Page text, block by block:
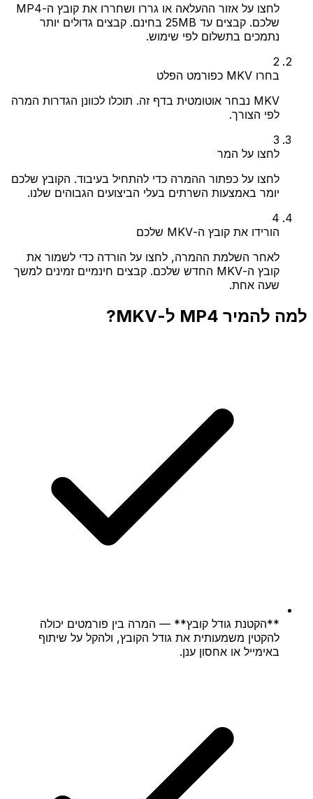
לחצו על אזור ההעלאה או גררו ושחררו את קובץ ה-MP4
שלכם. קבצים עד 25MB בחינם. קבצים גדולים יותר
נתמכים בתשלום לפי שימוש.
2
בחרו MKV כפורמט הפלט
MKV נבחר אוטומטית בדף זה. תוכלו לכוונן הגדרות המרה
לפי הצורך.
3
לחצו על המר
לחצו על כפתור ההמרה כדי להתחיל בעיבוד. הקובץ שלכם
יומר באמצעות השרתים בעלי הביצועים הגבוהים שלנו.
4
הורידו את קובץ ה-MKV שלכם
לאחר השלמת ההמרה, לחצו על הורדה כדי לשמור את
קובץ ה-MKV החדש שלכם. קבצים חינמיים זמינים למשך
שעה אחת.
למה להמיר MP4 ל-MKV?
**הקטנת גודל קובץ** — המרה בין פורמטים יכולה
להקטין משמעותית את גודל הקובץ, ולהקל על שיתוף
באימייל או אחסון ענן.